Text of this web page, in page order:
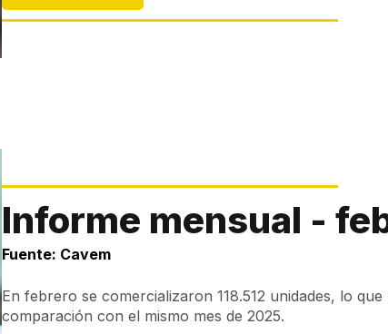
Informe mensual -
Fuente: Cavem
En febrero se comercializaron 118.512 unidades, lo
comparación con el mismo mes de 2025.